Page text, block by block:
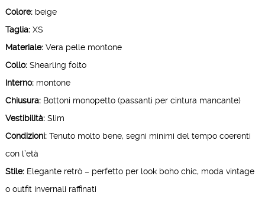
Colore:beige
Taglia:XS
Materiale:Vera pelle montone
Collo:Shearling folto
Interno:montone
Chiusura:Bottoni monopetto (passanti per cintura mancante)
Vestibilità:Slim
Condizioni:Tenuto molto bene, segni minimi del tempo coerenti
con l’età
Stile:Elegante retrò – perfetto per look boho chic, moda vintage
o outfit invernali raffinati